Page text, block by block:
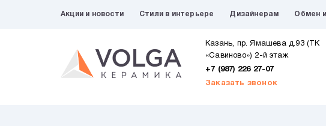
Акции и новости Стили в интерьере Дизайнерам Обмен
Казань, пр. Ямашева д.93 (ТК
«Савиново») 2-й этаж
+7 (987) 226 27-07
Заказать звонок